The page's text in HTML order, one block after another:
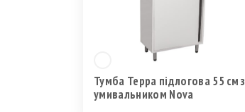
Тумба Терра підлогова 55 см з
умивальником Nova